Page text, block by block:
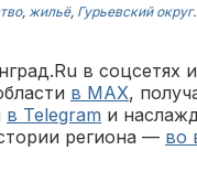
, жильё, Гурьевский округ.
в соцсетях
в MAX,
в Telegram и
региона — во